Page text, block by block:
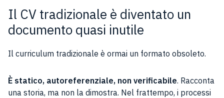
Il CV tradizionale è diventato un
documento quasi inutile
Il curriculum tradizionale è ormai un formato obsoleto.
È statico, autoreferenziale, non verificabile. Racconta
una storia, ma non la dimostra. Nel frattempo, i processi